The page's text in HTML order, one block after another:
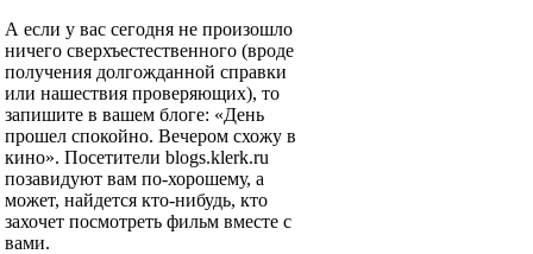
А если у вас сегодня не произошло
ничего сверхъестественного (вроде
получения долгожданной справки
или нашествия проверяющих), то
запишите в вашем блоге: «День
прошел спокойно. Вечером схожу в
кино». Посетители blogs.klerk.ru
позавидуют вам по-хорошему, а
может, найдется кто-нибудь, кто
захочет посмотреть фильм вместе с
вами.